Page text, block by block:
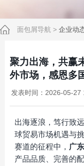
面包屑导航 > 企业动
聚力出海，共赢
外市场，感恩多
发表时间：2026-05-
出海逐浪，笃行致
球贸易市场机遇与
赛道的征程中， 广
产品品质、完善的